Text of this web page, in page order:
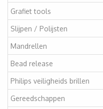
Grafiet tools
Slijpen / Polijsten
Mandrellen
Bead release
Philips veiligheids brillen
Gereedschappen